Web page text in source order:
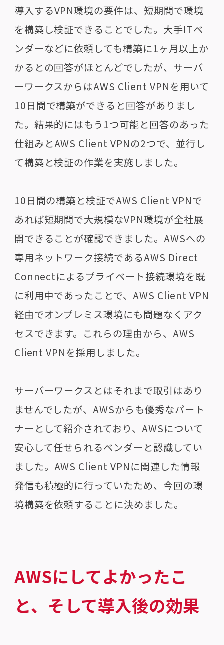
導入するVPN環境の要件は、短期間で環境
を構築し検証できることでした。大手ITベ
ンダーなどに依頼しても構築に1ヶ月以上か
かるとの回答がほとんどでしたが、サーバ
ーワークスからはAWS Client VPNを用いて
10日間で構築ができると回答がありまし
た。結果的にはもう 1つ可能と回答のあった
仕組みとAWS Client VPNの2つで、並行し
て構築と検証の作業を実施しました。
10日間の構築と検証でAWS Client VPNで
あれば短期間で大規模なVPN環境が全社展
開できることが確認できました。AWSへの
専用ネットワーク接続であるAWS Direct
Connectによるプライベート接続環境を既
に利用中であったことで、AWS Client VPN
経由でオンプレミス環境にも問題なくアク
セスできます。これらの理由から、 AWS
Client VPNを採用しました。
サーバーワークスとはそれまで取引はあり
ませんでしたが、AWSからも優秀なパート
ナーとして紹介されており、AWSについて
安心して任せられるベンダーと認識してい
ました。 AWS Client VPNに関連した情報
発信も積極的に行っていたため、今回の環
境構築を依頼することに決めました。
AWSにしてよかったこ
と、そして導入後の効果